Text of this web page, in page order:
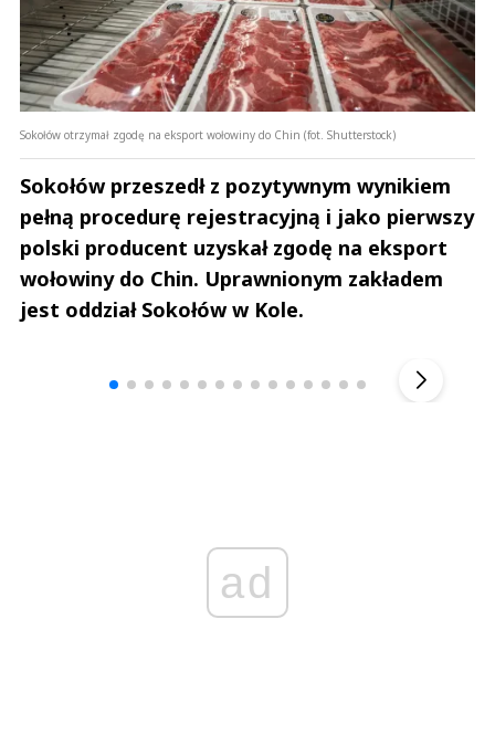
Sokołów otrzymał zgodę na eksport wołowiny do Chin (fot. Shutterstock)
Sokołów przeszedł z pozytywnym wynikiem
pełną procedurę rejestracyjną i jako pierwszy
polski producent uzyskał zgodę na eksport
wołowiny do Chin. Uprawnionym zakładem
jest oddział Sokołów w Kole.
ad